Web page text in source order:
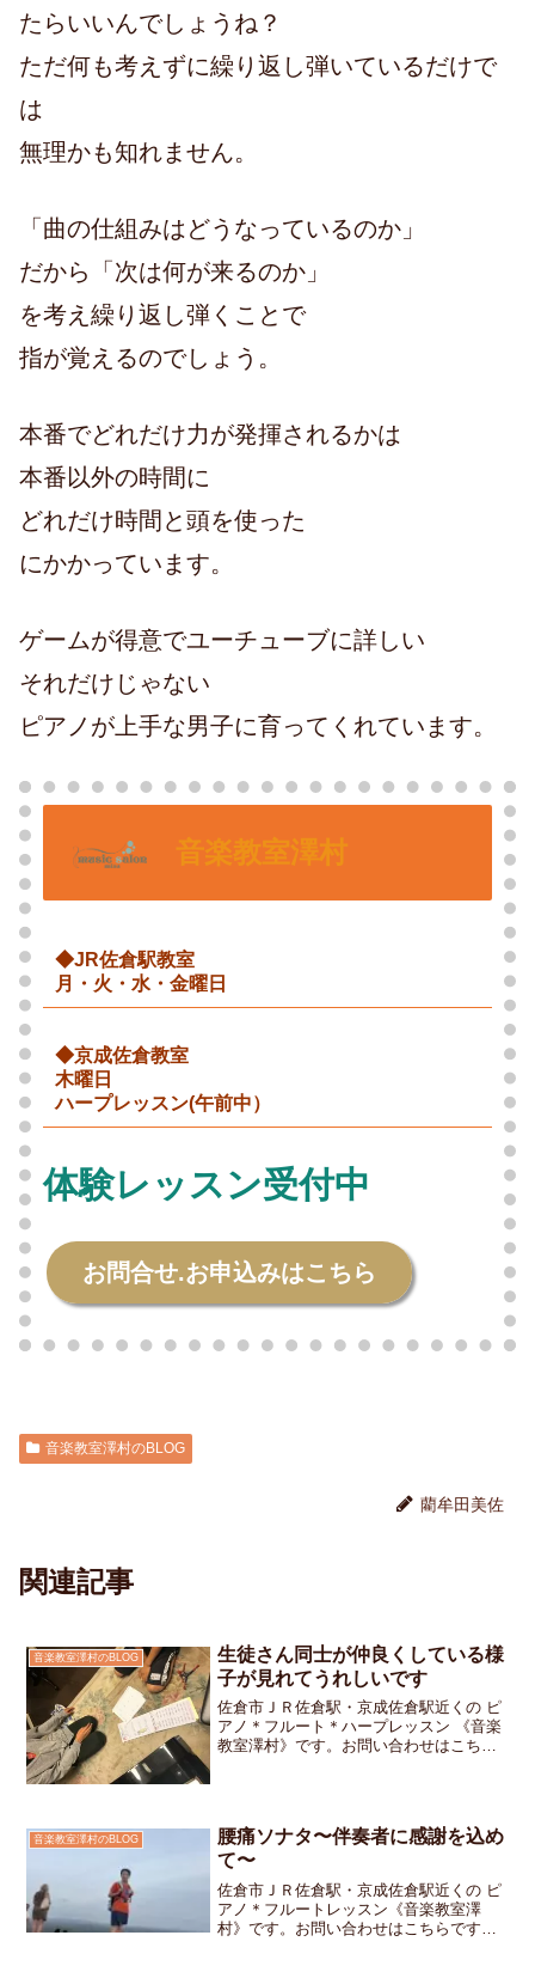
たらいいんでしょうね？
ただ何も考えずに繰り返し弾いているだけで
は
無理かも知れません。
「曲の仕組みはどうなっているのか」
だから「次は何が来るのか」
を考え繰り返し弾くことで
指が覚えるのでしょう。
本番でどれだけ力が発揮されるかは
本番以外の時間に
どれだけ時間と頭を使った
にかかっています。
ゲームが得意でユーチューブに詳しい
それだけじゃない
ピアノが上手な男子に育ってくれています。
音楽教室澤村
◆JR佐倉駅教室
月・火・水・金曜日
◆京成佐倉教室
木曜日
ハープレッスン(午前中）
体験レッスン受付中
お問合せ.お申込みはこちら
音楽教室澤村のBLOG
藺牟田美佐
関連記事
音楽教室澤村のBLOG
生徒さん同士が仲良くしている様
子が見れてうれしいです
佐倉市ＪＲ佐倉駅・京成佐倉駅近くの ピ
アノ＊フルート＊ハープレッスン 《音楽
教室澤村》です。お問い合わせはこちら
る時間は学校の宿題を...
音楽教室澤村のBLOG
腰痛ソナタ〜伴奏者に感謝を込め
て〜
佐倉市ＪＲ佐倉駅・京成佐倉駅近くの ピ
アノ＊フルートレッスン《音楽教室澤
村》です。お問い合わせはこちらです夏